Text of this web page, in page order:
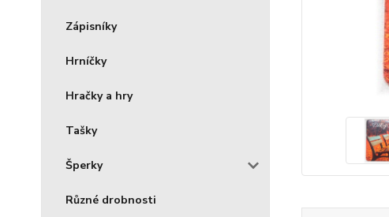
Zápisníky
Hrníčky
Hračky a hry
Tašky
Šperky
Různé drobnosti